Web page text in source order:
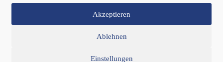
Akzeptieren
Ablehnen
Einstellungen
IBAN: DE87 2019 0003 0002 2499 01